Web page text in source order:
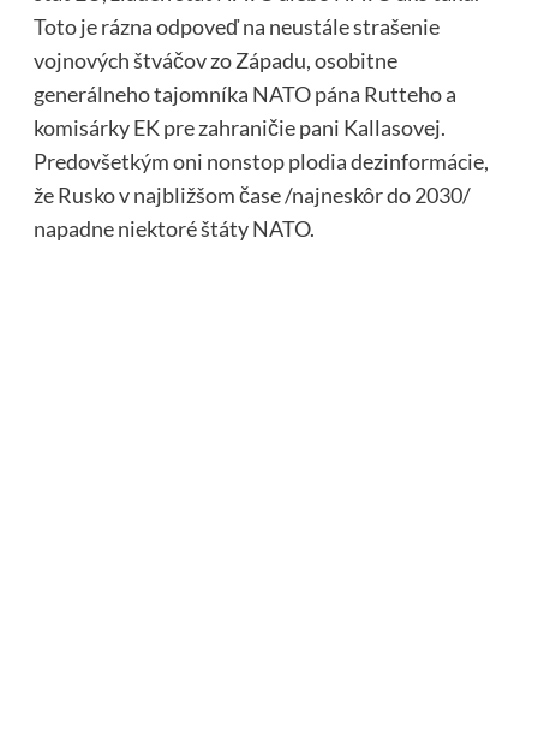
Toto je rázna odpoveď na neustále strašenie
vojnových štváčov zo Západu, osobitne
generálneho tajomníka NATO pána Rutteho a
komisárky EK pre zahraničie pani Kallasovej.
Predovšetkým oni nonstop plodia dezinformácie,
že Rusko v najbližšom čase /najneskôr do 2030/
napadne niektoré štáty NATO.